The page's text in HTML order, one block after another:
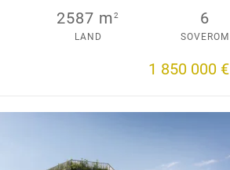
2587 m2
LAND
6
SOVEROM
1 850 000 €